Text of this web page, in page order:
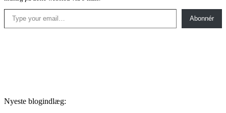
Type your email…
Abonnér
Nyeste blogindlæg: